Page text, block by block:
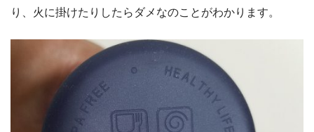
り、火に掛けたりしたらダメなのことがわかります。